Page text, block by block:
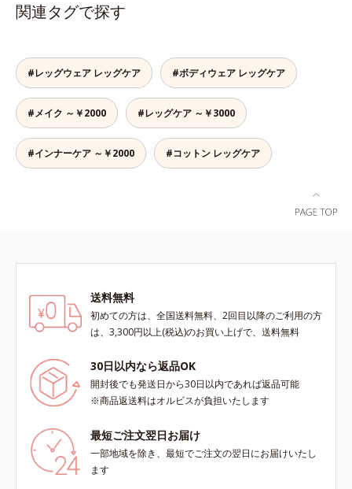
幹線に乗る時やオフィスの冷房対策
を使い、筋肉の動きに応じて前後の
生地を編み分けているから、着圧サ
ポーターにありがちなキツさがあり
ません。立ち仕事でもラクに動ける
やわらかさで、着脱もしやすく快適
です。薄手なのでパンツの下にもは
くことができ、一年中使えておトク
関連タグで探す
#レッグウェア レッグケア #ボディウェア レッグケア
#メイク ～￥2000 #レッグケア ～￥3000
#インナーケア ～￥2000 #コットン レッグケア
送料無料
初めての方は、全国送料無料、2回目以降のご利用の方
は、3,300円以上(税込)のお買い上げで、送料無料
30日以内なら返品OK
開封後でも発送日から30日以内であれば返品可能
※商品返送料はオルビスが負担いたします
最短ご注文翌日お届け
一部地域を除き、最短でご注文の翌日にお届けいたし
ます